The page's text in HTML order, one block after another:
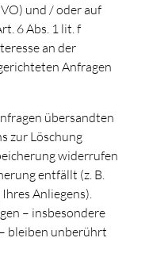
und / oder auf
6 Abs. 1 lit. f
an der
Anfragen
übersandten
zur Löschung
widerrufen
entfällt (z. B.
Anliegens).
– insbesondere
bleiben unberührt